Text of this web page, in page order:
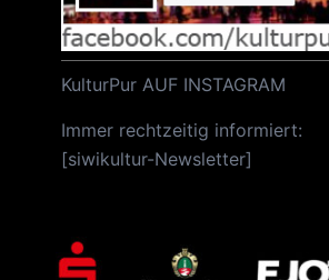
KulturPur AUF INSTAGRAM
Immer rechtzeitig informiert:
[siwikultur-Newsletter]